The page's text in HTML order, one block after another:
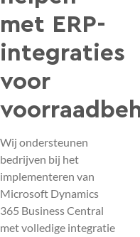
met ERP-
integraties
voor
Wij ondersteunen
bedrijven bij het
implementeren van
Microsoft Dynamics
365 Business Central
met volledige integratie